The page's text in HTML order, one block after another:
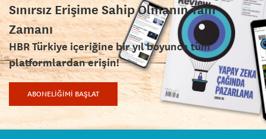
Sınırsız Erişime Sahip Olmanın Tam
Zamanı
HBR Türkiye içeriğine bir yıl boyunca tüm
platformlardan erişin!
ABONELİĞİMİ BAŞLAT